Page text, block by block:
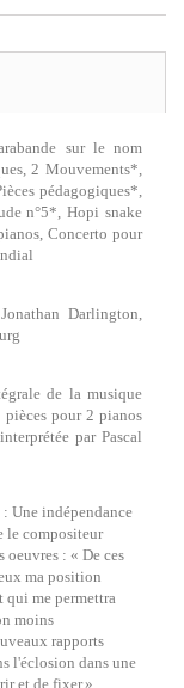
sur le nom
2 Mouvements*,
pédagogiques*,
n°5*, Hopi snake
Concerto pour
Darlington,
de la musique
pour 2 pianos
par Pascal
Une indépendance
le compositeur
oeuvres : « De ces
ma position
qui me permettra
moins
rapports
l'éclosion dans une
et de fixer.»